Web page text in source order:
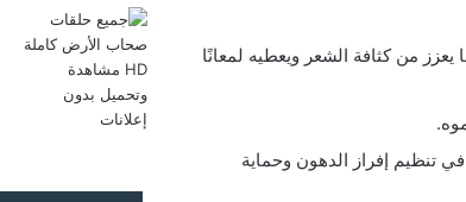
من كثافة الشعر ويعطيه لمعانًا
تنظيم إفراز الدهون وحماية